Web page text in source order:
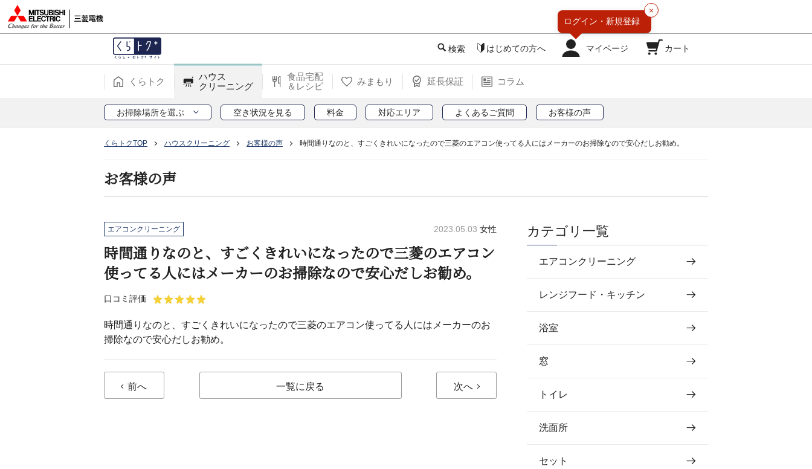
検索 はじめての方へ マイページ
×
ログイン・ 新規登録
カート
くらトク
ハウス
クリーニング
食品宅配
＆レシピ
みまもり 延長保証 コラム
お掃除場所を選ぶ 空き状況を見る 料金 対応エリア よくあるご質問 お客様の声
くらトクTOP ハウスクリーニング お客様の声 時間通りなのと、すごくきれいになったので三菱のエアコン使ってる人にはメーカーのお掃除なので安心だしお勧め。
お客様の声
エアコンクリーニング 2023.05.03 女性
時間通りなのと、すごくきれいになったので三菱のエアコン
使ってる人にはメーカーのお掃除なので安心だしお勧め。
口コミ評価
時間通りなのと、すごくきれいになったので三菱のエアコン使ってる人にはメーカーのお
掃除なので安心だしお勧め。
前へ 一覧に戻る 次へ
カテゴリ一覧
エアコンクリーニング
レンジフード・キッチン
浴室
窓
トイレ
洗面所
セット